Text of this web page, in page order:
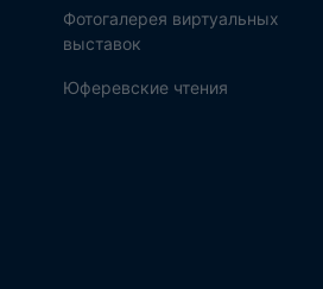
Фотогалерея виртуальных
выставок
Юферевские чтения